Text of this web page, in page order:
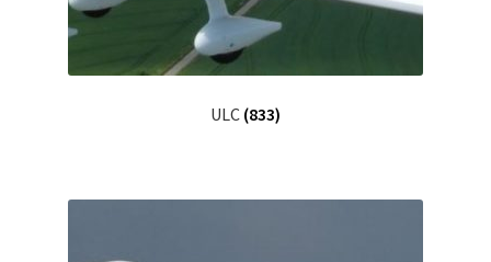
ULC (833)